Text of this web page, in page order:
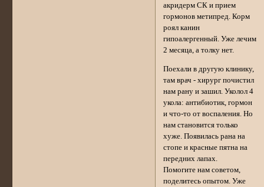
акридерм СК и прием
гормонов метипред. Корм
роял канин
гипоалергенный. Уже лечим
2 месяца, а толку нет.
Поехали в другую клинику,
там врач - хирург почистил
нам рану и зашил. Уколол 4
укола: антибиотик, гормон
и что-то от воспаления. Но
нам становится только
хуже. Появилась рана на
стопе и красные пятна на
передних лапах.
Помогите нам советом,
поделитесь опытом. Уже